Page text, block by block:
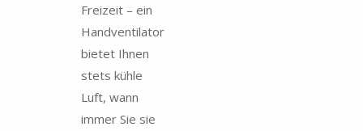
Freizeit – ein
Handventilator
bietet Ihnen
stets kühle
Luft, wann
immer Sie sie